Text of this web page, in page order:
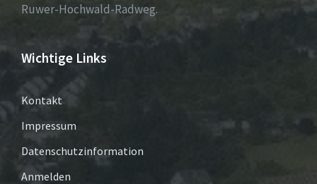
Ruwer-Hochwald-Radweg.
Wichtige Links
Kontakt
Impressum
Datenschutzinformation
Anmelden